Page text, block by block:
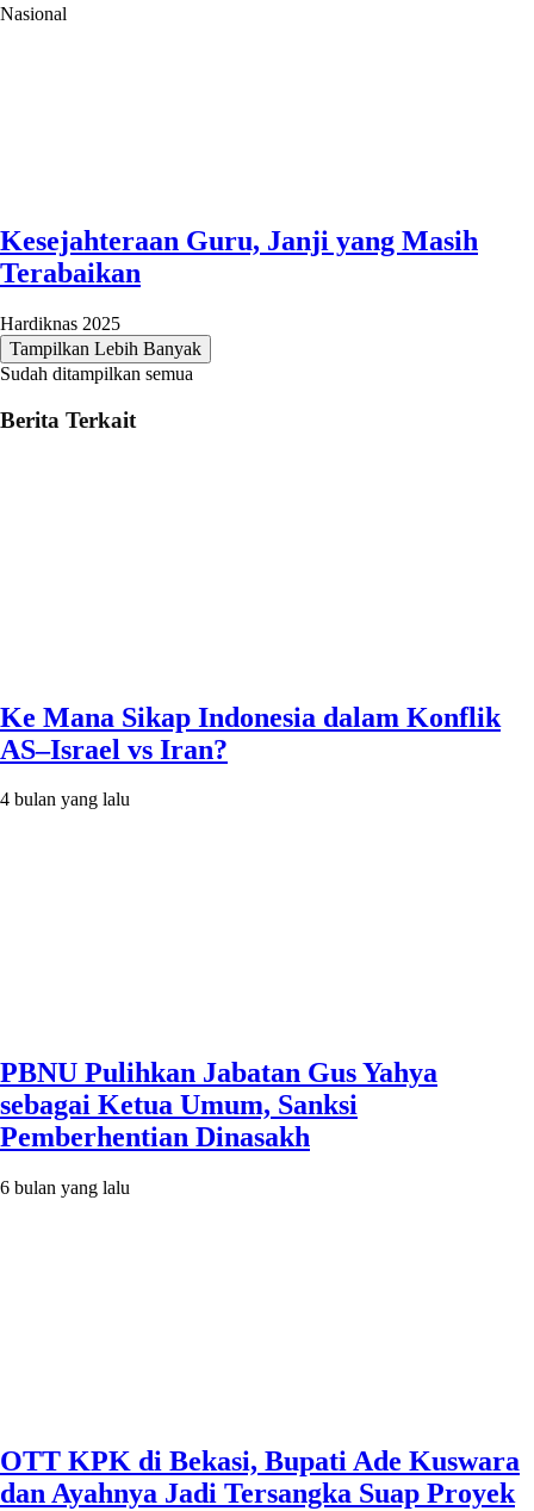
Nasional
Kesejahteraan Guru, Janji yang Masih
Terabaikan
Hardiknas 2025
Tampilkan Lebih Banyak
Sudah ditampilkan semua
Berita Terkait
Ke Mana Sikap Indonesia dalam Konflik
AS–Israel vs Iran?
4 bulan yang lalu
PBNU Pulihkan Jabatan Gus Yahya
sebagai Ketua Umum, Sanksi
Pemberhentian Dinasakh
6 bulan yang lalu
OTT KPK di Bekasi, Bupati Ade Kuswara
dan Ayahnya Jadi Tersangka Suap Proyek